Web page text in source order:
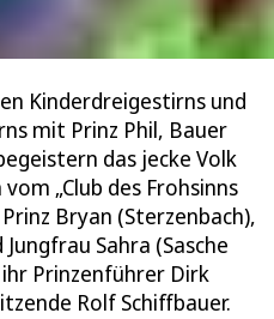
Kinderdreigestirns und
mit Prinz Phil, Bauer
das jecke Volk
„Club des Frohsinns
Bryan (Sterzenbach),
Sahra (Sasche
Prinzenführer Dirk
Rolf Schiffbauer.